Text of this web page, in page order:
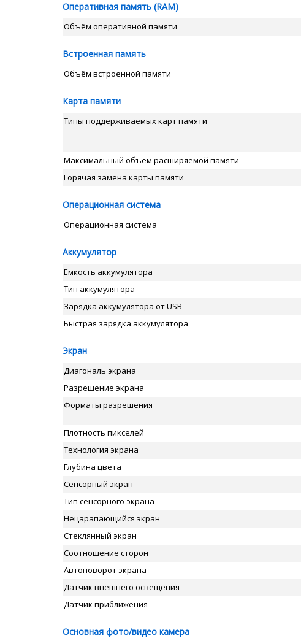
Оперативная память (RAM)
Объём оперативной памяти
Встроенная память
Объём встроенной памяти
Карта памяти
Типы поддерживаемых карт памяти
Максимальный объем расширяемой памяти
Горячая замена карты памяти
Операционная система
Операционная система
Аккумулятор
Емкость аккумулятора
Тип аккумулятора
Зарядка аккумулятора от USB
Быстрая зарядка аккумулятора
Экран
Диагональ экрана
Разрешение экрана
Форматы разрешения
Плотность пикселей
Технология экрана
Глубина цвета
Сенсорный экран
Тип сенсорного экрана
Нецарапающийся экран
Стеклянный экран
Соотношение сторон
Автоповорот экрана
Датчик внешнего освещения
Датчик приближения
Основная фото/видео камера